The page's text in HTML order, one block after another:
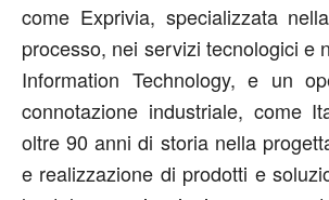
come Exprivia, specializzata
processo, nei servizi tecnologici e
Information Technology, e un
connotazione industriale, come
oltre 90 anni di storia nella
e realizzazione di prodotti e